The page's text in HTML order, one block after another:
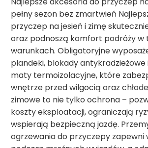
pełny sezon bez zmartwień
przyczep na jesień i zimę
oraz podnoszą komfort podróży w
warunkach. Obligatoryjne
plandeki, blokady antykradzieżowe
maty termoizolacyjne, które
wnętrze przed wilgocią oraz
zimowe to nie tylko ochrona –
koszty eksploatacji, ograniczają
wspierają bezpieczną jazdę.
ogrzewania do przyczepy zapewni